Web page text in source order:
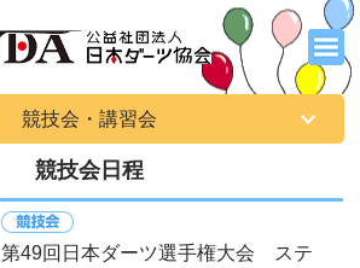
競技会・講習会
競技会日程
第49回日本ダーツ選手権大会 ステ